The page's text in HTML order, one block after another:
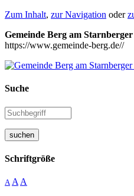
Zum Inhalt, zur Navigation oder
Gemeinde Berg am Starnberger
https://www.gemeinde-berg.de//
Suche
suchen
Schriftgröße
A A A